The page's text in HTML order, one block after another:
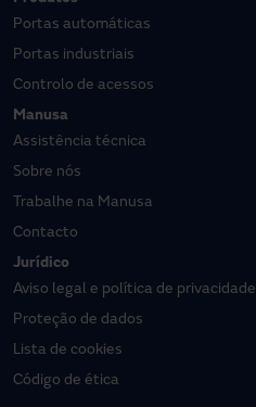
Portas automáticas
Portas industriais
Controlo de acessos
Manusa
Assistência técnica
Sobre nós
Trabalhe na Manusa
Contacto
Jurídico
Aviso legal e política de privacidade
Proteção de dados
Lista de cookies
Código de ética